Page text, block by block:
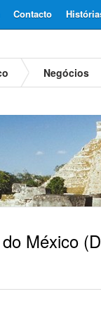
Contacto
Negócios
México